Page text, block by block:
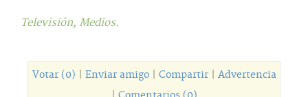
Televisión, Medios.
Votar (0) Enviar amigo| Compartir| Advertencia